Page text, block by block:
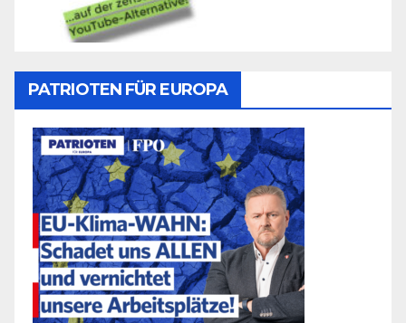
PATRIOTEN FÜR EUROPA